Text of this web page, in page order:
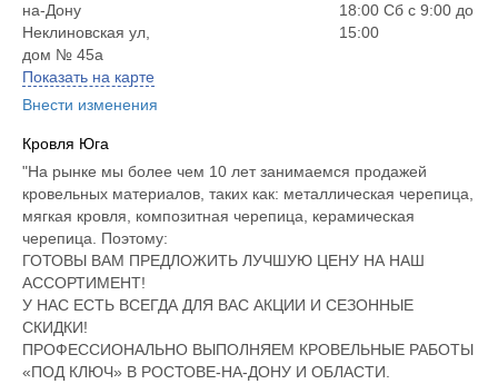
на-Дону
Неклиновская ул,
дом № 45а
Показать на карте
Внести изменения
18:00 Сб с 9:00 до
15:00
Кровля Юга
"На рынке мы более чем 10 лет занимаемся продажей
кровельных материалов, таких как: металлическая черепица,
мягкая кровля, композитная черепица, керамическая
черепица. Поэтому:
ГОТОВЫ ВАМ ПРЕДЛОЖИТЬ ЛУЧШУЮ ЦЕНУ НА НАШ
АССОРТИМЕНТ!
У НАС ЕСТЬ ВСЕГДА ДЛЯ ВАС АКЦИИ И СЕЗОННЫЕ
СКИДКИ!
ПРОФЕССИОНАЛЬНО ВЫПОЛНЯЕМ КРОВЕЛЬНЫЕ РАБОТЫ
«ПОД КЛЮЧ» В РОСТОВЕ-НА-ДОНУ И ОБЛАСТИ.